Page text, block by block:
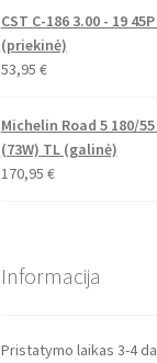
CST C-186 3.00 - 19
(priekinė)
53,95 €
Michelin Road 5 180/55
(73W) TL (galinė)
170,95 €
Informacija
Pristatymo laikas 3-4